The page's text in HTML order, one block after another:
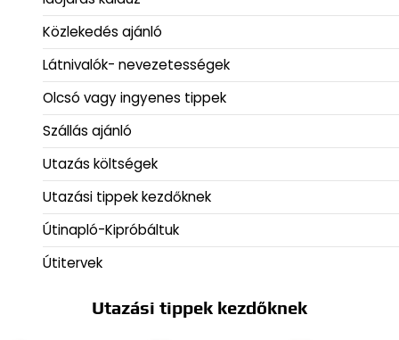
Közlekedés ajánló
Látnivalók- nevezetességek
Olcsó vagy ingyenes tippek
Szállás ajánló
Utazás költségek
Utazási tippek kezdőknek
Útinapló-Kipróbáltuk
Útitervek
Utazási tippek kezdőknek